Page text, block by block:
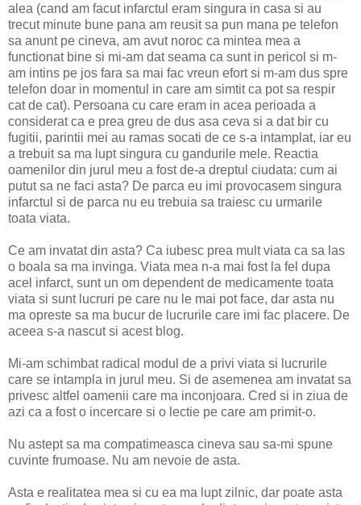
alea (cand am facut infarctul eram singura in casa si au
trecut minute bune pana am reusit sa pun mana pe telefon
sa anunt pe cineva, am avut noroc ca mintea mea a
functionat bine si mi-am dat seama ca sunt in pericol si m-
am intins pe jos fara sa mai fac vreun efort si m-am dus spre
telefon doar in momentul in care am simtit ca pot sa respir
cat de cat). Persoana cu care eram in acea perioada a
considerat ca e prea greu de dus asa ceva si a dat bir cu
fugitii, parintii mei au ramas socati de ce s-a intamplat, iar eu
a trebuit sa ma lupt singura cu gandurile mele. Reactia
oamenilor din jurul meu a fost de-a dreptul ciudata: cum ai
putut sa ne faci asta? De parca eu imi provocasem singura
infarctul si de parca nu eu trebuia sa traiesc cu urmarile
toata viata.
Ce am invatat din asta? Ca iubesc prea mult viata ca sa las
o boala sa ma invinga. Viata mea n-a mai fost la fel dupa
acel infarct, sunt un om dependent de medicamente toata
viata si sunt lucruri pe care nu le mai pot face, dar asta nu
ma opreste sa ma bucur de lucrurile care imi fac placere. De
aceea s-a nascut si acest blog.
Mi-am schimbat radical modul de a privi viata si lucrurile
care se intampla in jurul meu. Si de asemenea am invatat sa
privesc altfel oamenii care ma inconjoara. Cred si in ziua de
azi ca a fost o incercare si o lectie pe care am primit-o.
Nu astept sa ma compatimeasca cineva sau sa-mi spune
cuvinte frumoase. Nu am nevoie de asta.
Asta e realitatea mea si cu ea ma lupt zilnic, dar poate asta